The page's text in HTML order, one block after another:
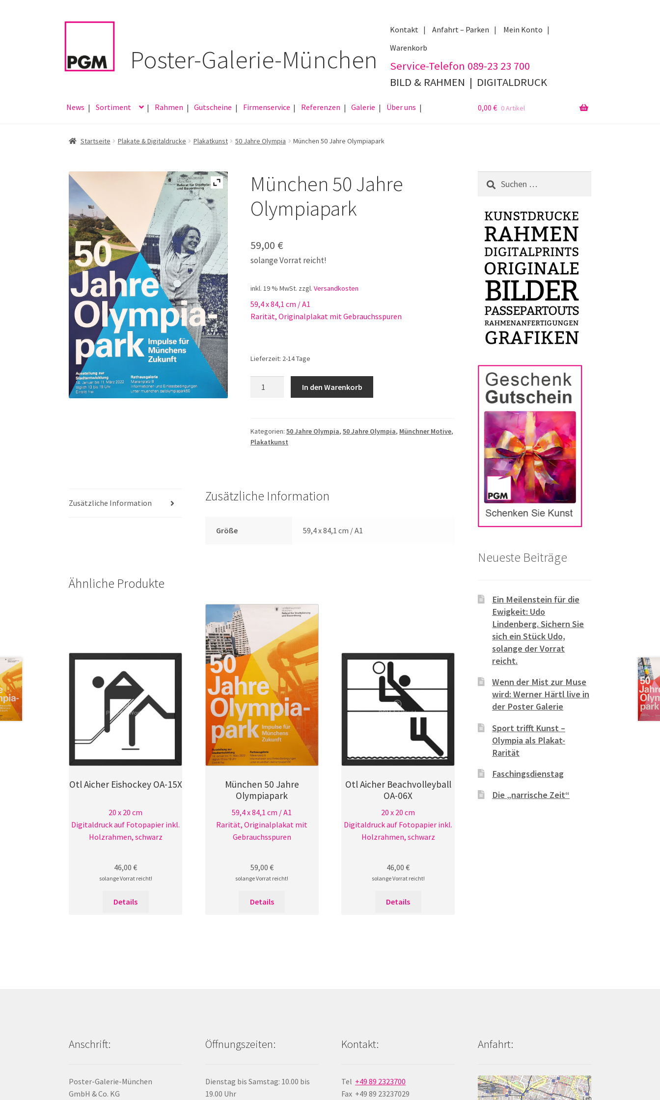
Zur
Zum
Kontakt Anfahrt – Parken
Mein Konto
Warenkorb
Service-Telefon 089-23 23 700
BILD & RAHMEN | DIGITALDRUCK
News Sortiment Rahmen Gutscheine Firmenservice Referenzen Galerie Über uns 0,00 € 0 Artikel
Startseite Plakate & Digitaldrucke Plakatkunst 50 Jahre Olympia München 50 Jahre Olympiapark
München 50 Jahre
Olympiapark
59,00 €
solange Vorrat reicht!
inkl. 19 % MwSt. zzgl.Versandkosten
59,4 x 84,1 cm / A1
Rarität, Originalplakat mit Gebrauchsspuren
Lieferzeit: 2-14 Tage
Menge
In den Warenkorb
Kategorien:50 Jahre Olympia,50 Jahre Olympia, Münchner Motive,
Plakatkunst
Zusätzliche Information Zusätzliche Information
Größe 59,4 x 84,1 cm / A1
Ähnliche Produkte
Otl Aicher Eishockey OA-15X
20 x 20 cm
Digitaldruck auf Fotopapier inkl.
Holzrahmen, schwarz
46,00€
solange Vorrat reicht!
Details
München 50 Jahre
Olympiapark
59,4 x 84,1 cm / A1
Rarität, Originalplakat mit
Gebrauchsspuren
59,00 €
solange Vorrat reicht!
Details
Otl Aicher Beachvolleyball
OA-06X
20 x 20 cm
Digitaldruck auf Fotopapier inkl.
Holzrahmen, schwarz
46,00€
solange Vorrat reicht!
Details
Suchen
nach:
Neueste Beiträge
Ein Meilenstein für die
Ewigkeit: Udo
Lindenberg. Sichern Sie
sich ein Stück Udo,
solange der Vorrat
reicht.
Wenn der Mist zur Muse
wird: Werner Härtl live in
der Poster Galerie
Sport trifft Kunst –
Olympia als Plakat-
Rarität
Faschingsdienstag
Die „narrische Zeit“
Anschrift:
Poster-Galerie-München
GmbH & Co. KG
Öffnungszeiten:
Dienstag bis Samstag: 10.00 bis
19.00 Uhr
Kontakt:
Tel +49 89 2323700
Fax +49 89 23237029
Anfahrt: